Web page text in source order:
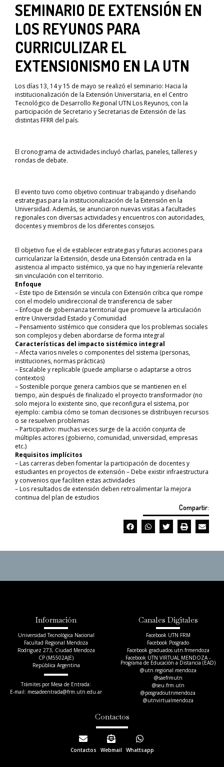
SEMINARIO DE EXTENSIÓN EN
LOS REYUNOS PARA
CURRICULIZAR EL
EXTENSIONISMO EN LA UTN
Los días 13, 14 y 15 de mayo se realizó el seminario: Hacia la
institucionalización de la Extensión Universitaria, en el Centro
Tecnológico de Desarrollo Regional UTN Los Reyunos, con la
participación de Secretario y Secretarias de Extensión de las
distintas FFRR del país.
El cronograma de actividades incluyó charlas, paneles, talleres y
rondas de debate.
El evento tuvo como objetivo continuar trabajando y diseñando
estrategias para la institucionalización de la Extensión en la
Universidad. Además, se anunciaron nuevas visitas a facultades
regionales con diversas actividades y encuentros con autoridades,
docentes y miembros de los diferentes consejos.
El objetivo fue el de establecer estrategias y futuras acciones para
curricularizar la Extensión, desde una Extensión centrada en la
asistencia al impacto sistémico, ya que no hay ingeniería relevante
sin vinculación con el territorio.
Enfoque
– Este tipo de Extensión se vincula con Extensión crítica que rompe
con el modelo unidireccional de transferencia de saber
– Enfoque de gobernanza territorial que promueve la articulación
entre Universidad Estado y Comunidad
– Pensamiento sistémico que considera que los problemas sociales
son complejos y deben abordarse de forma integral
Características del impacto sistémico integral
– Afecta varios niveles o componentes del sistema (personas,
instituciones, normas prácticas)
– Escalable y replicable (puede ampliarse o adaptarse a otros
contextos)
– Sostenible porque genera cambios que se mantienen en el
tiempo, aún después de finalizado el proyecto transformador (no
solo mejora lo existente sino, que reconfigura el sistema, por
ejemplo: cambia cómo se toman decisiones se distribuyen recursos
o se resuelven problemas
– Participativo: muchas veces surge de la acción conjunta de
múltiples actores (gobierno, comunidad, universidad, empresas
etc.)
Requisitos implícitos
– Las carreras deben fomentar la participación de docentes y
estudiantes en proyectos de extensión – Debe existir infraestructura
y convenios que faciliten estas actividades
– Los resultados de extensión deben retroalimentar la mejora
continua del plan de estudios
Compartir:
Información
Universidad Tecnológica Nacional
Facultad Regional Mendoza
Rodriguez 273, Ciudad Mendoza
CP (M5502AJE)
República Argentina
Trámites por Mesa de Entrada:
E-mail: mesadeentrada@frm.utn.edu.ar​
Canales Digitales
Facebook UTN FRM
Facebook Posgrado
Facebook graduados.utn.frmendoza
Facebook UTN VIRTUAL MENDOZA -
Programa de Educación a Distancia (EAD)
@utn.regional.mendoza
@saefrmutn
@seu.frm.utn
@posgradoutnmendoza
@utnvirtualmendoza
Contactos
Contactos Webmail Whattsapp